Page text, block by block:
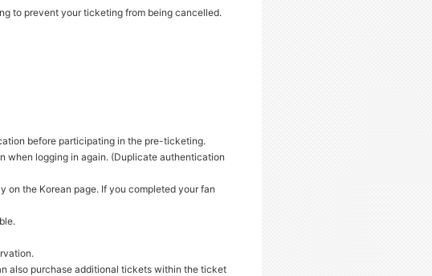
to prevent your ticketing from being cancelled.
before participating in the pre-ticketing.
when logging in again. (Duplicate authentication
the Korean page. If you completed your fan
also purchase additional tickets within the ticket